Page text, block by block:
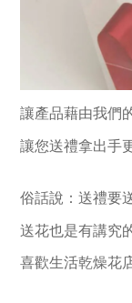
讓產品藉由我們
讓您送禮拿出手
俗話說：送禮要
送花也是有講究
喜歡生活乾燥花